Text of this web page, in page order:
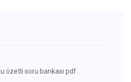
özetli soru bankası pdf